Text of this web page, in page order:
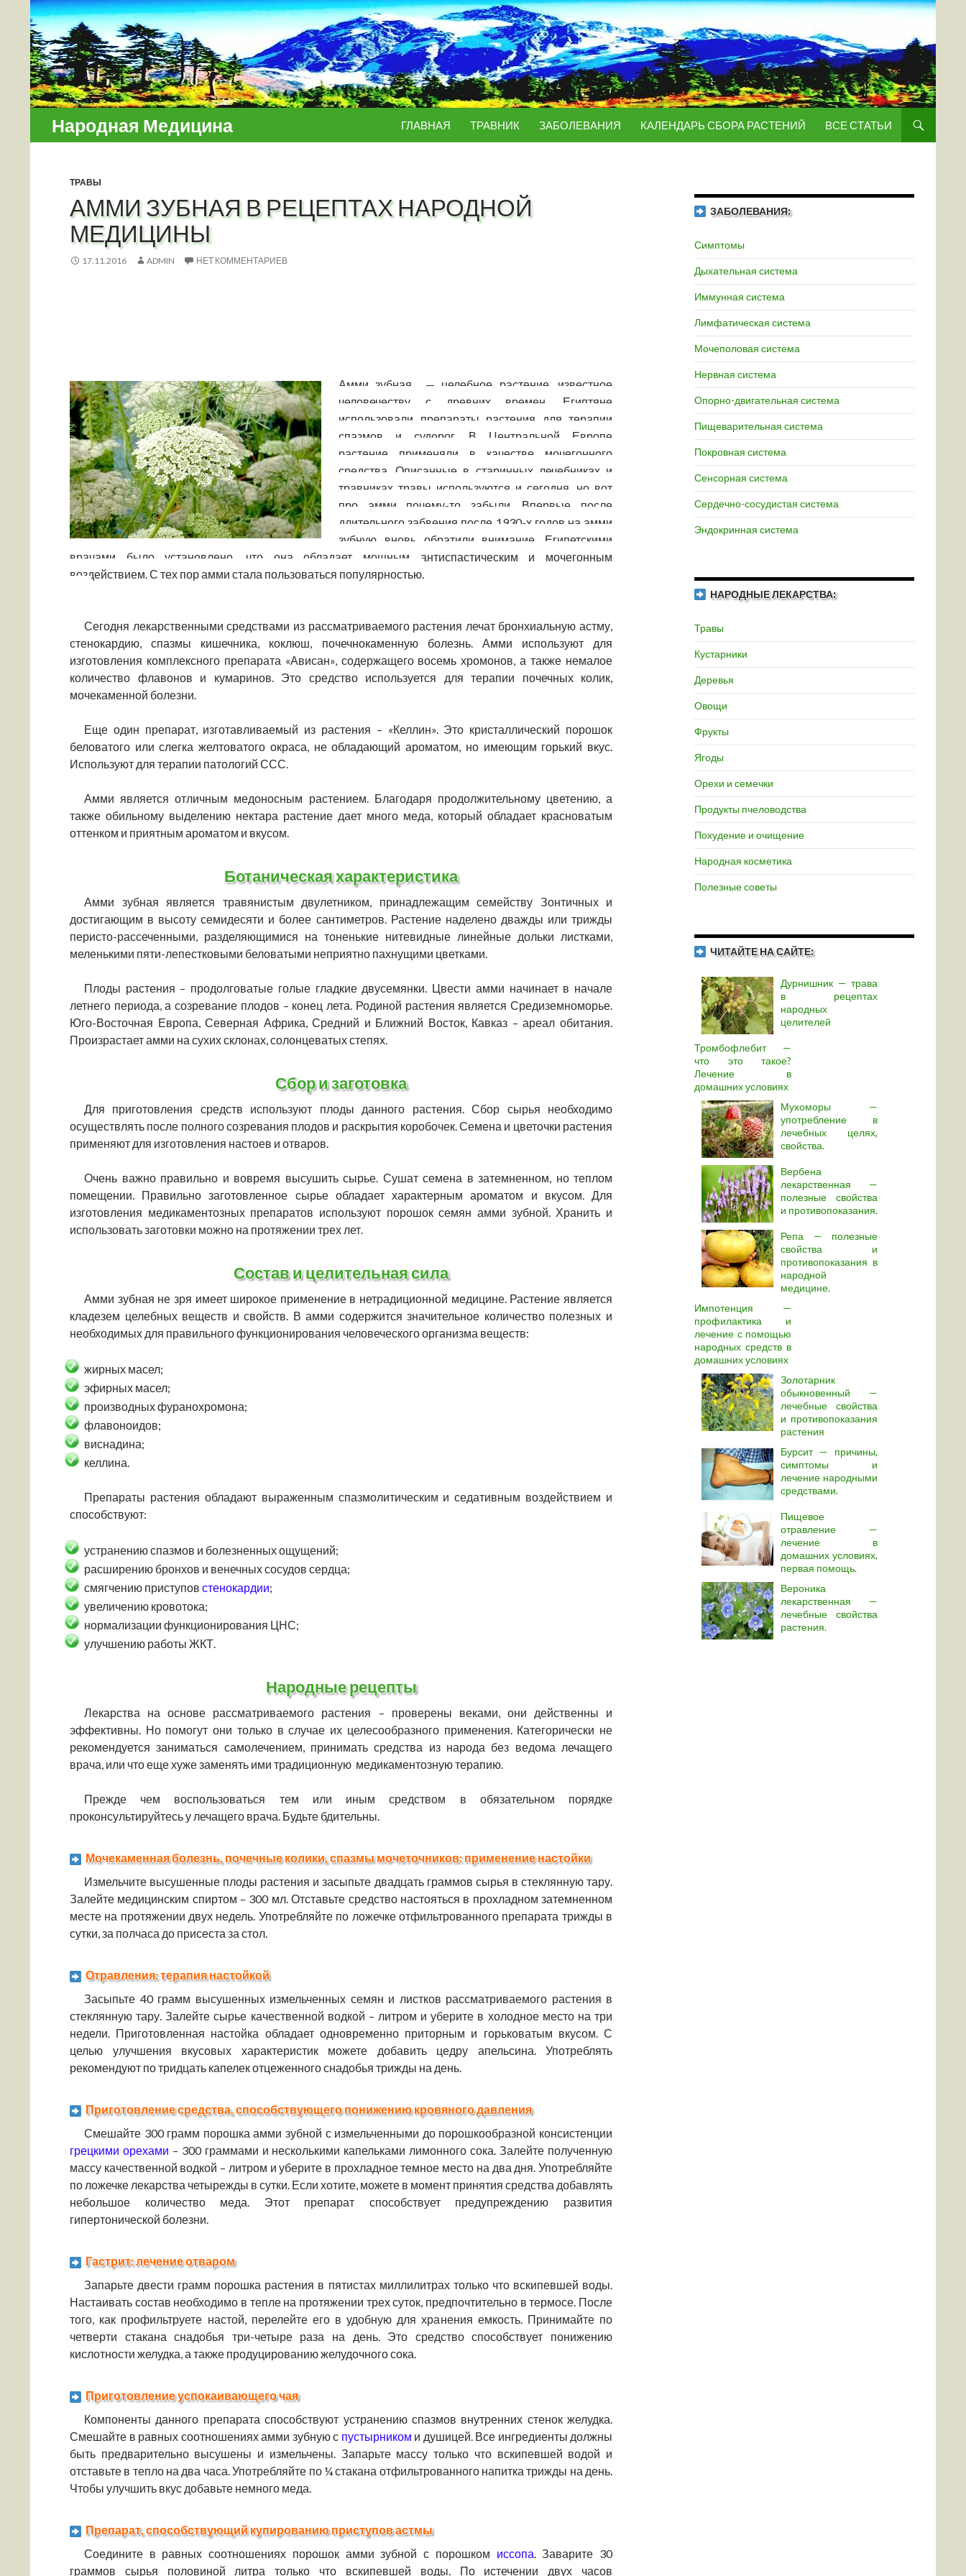
Народная Медицина ГЛАВНАЯ ТРАВНИК ЗАБОЛЕВАНИЯ КАЛЕНДАРЬ СБОРА РАСТЕНИЙ ВСЕ СТАТЬИ
ТРАВЫ
АММИ ЗУБНАЯ В РЕЦЕПТАХ НАРОДНОЙ
МЕДИЦИНЫ
17.11.2016 ADMIN НЕТ КОММЕНТАРИЕВ
Амми зубная — целебное растение, известное
человечеству с древних времен. Египтяне
использовали препараты растения для терапии
спазмов и судорог. В Центральной Европе
растение применяли в качестве мочегонного
средства. Описанные в старинных лечебниках и
травниках травы используются и сегодня, но вот
про амми почему-то забыли. Впервые после
длительного забвения после 1930-х годов на амми
зубную вновь обратили внимание. Египетскими
врачами было установлено, что она обладает мощным антиспастическим и мочегонным
воздействием. С тех пор амми стала пользоваться популярностью.
Сегодня лекарственными средствами из рассматриваемого растения лечат бронхиальную астму,
стенокардию, спазмы кишечника, коклюш, почечнокаменную болезнь. Амми используют для
изготовления комплексного препарата «Ависан», содержащего восемь хромонов, а также немалое
количество флавонов и кумаринов. Это средство используется для терапии почечных колик,
мочекаменной болезни.
Еще один препарат, изготавливаемый из растения – «Келлин». Это кристаллический порошок
беловатого или слегка желтоватого окраса, не обладающий ароматом, но имеющим горький вкус.
Используют для терапии патологий ССС.
Амми является отличным медоносным растением. Благодаря продолжительному цветению, а
также обильному выделению нектара растение дает много меда, который обладает красноватым
оттенком и приятным ароматом и вкусом.
Ботаническая характеристика
Амми зубная является травянистым двулетником, принадлежащим семейству Зонтичных и
достигающим в высоту семидесяти и более сантиметров. Растение наделено дважды или трижды
перисто-рассеченными, разделяющимися на тоненькие нитевидные линейные дольки листками,
меленькими пяти-лепестковыми беловатыми неприятно пахнущими цветками.
Плоды растения – продолговатые голые гладкие двусемянки. Цвести амми начинает в начале
летнего периода, а созревание плодов – конец лета. Родиной растения является Средиземноморье.
Юго-Восточная Европа, Северная Африка, Средний и Ближний Восток, Кавказ – ареал обитания.
Произрастает амми на сухих склонах, солонцеватых степях.
Сбор и заготовка
Для приготовления средств используют плоды данного растения. Сбор сырья необходимо
осуществлять после полного созревания плодов и раскрытия коробочек. Семена и цветочки растения
применяют для изготовления настоев и отваров.
Очень важно правильно и вовремя высушить сырье. Сушат семена в затемненном, но теплом
помещении. Правильно заготовленное сырье обладает характерным ароматом и вкусом. Для
изготовления медикаментозных препаратов используют порошок семян амми зубной. Хранить и
использовать заготовки можно на протяжении трех лет.
Состав и целительная сила
Амми зубная не зря имеет широкое применение в нетрадиционной медицине. Растение является
кладезем целебных веществ и свойств. В амми содержится значительное количество полезных и
необходимых для правильного функционирования человеческого организма веществ:
жирных масел;
эфирных масел;
производных фуранохромона;
флавоноидов;
виснадина;
келлина.
Препараты растения обладают выраженным спазмолитическим и седативным воздействием и
способствуют:
устранению спазмов и болезненных ощущений;
расширению бронхов и венечных сосудов сердца;
смягчению приступов стенокардии;
увеличению кровотока;
нормализации функционирования ЦНС;
улучшению работы ЖКТ.
Народные рецепты
Лекарства на основе рассматриваемого растения – проверены веками, они действенны и
эффективны. Но помогут они только в случае их целесообразного применения. Категорически не
рекомендуется заниматься самолечением, принимать средства из народа без ведома лечащего
врача, или что еще хуже заменять ими традиционную медикаментозную терапию.
Прежде чем воспользоваться тем или иным средством в обязательном порядке
проконсультируйтесь у лечащего врача. Будьте бдительны.
Мочекаменная болезнь, почечные колики, спазмы мочеточников: применение настойки
Измельчите высушенные плоды растения и засыпьте двадцать граммов сырья в стеклянную тару.
Залейте медицинским спиртом – 300 мл. Отставьте средство настояться в прохладном затемненном
месте на протяжении двух недель. Употребляйте по ложечке отфильтрованного препарата трижды в
сутки, за полчаса до присеста за стол.
Отравления: терапия настойкой
Засыпьте 40 грамм высушенных измельченных семян и листков рассматриваемого растения в
стеклянную тару. Залейте сырье качественной водкой – литром и уберите в холодное место на три
недели. Приготовленная настойка обладает одновременно приторным и горьковатым вкусом. С
целью улучшения вкусовых характеристик можете добавить цедру апельсина. Употреблять
рекомендуют по тридцать капелек отцеженного снадобья трижды на день.
Приготовление средства, способствующего понижению кровяного давления
Смешайте 300 грамм порошка амми зубной с измельченными до порошкообразной консистенции
грецкими орехами – 300 граммами и несколькими капельками лимонного сока. Залейте полученную
массу качественной водкой – литром и уберите в прохладное темное место на два дня. Употребляйте
по ложечке лекарства четырежды в сутки. Если хотите, можете в момент принятия средства добавлять
небольшое количество меда. Этот препарат способствует предупреждению развития
гипертонической болезни.
Гастрит: лечение отваром
Запарьте двести грамм порошка растения в пятистах миллилитрах только что вскипевшей воды.
Настаивать состав необходимо в тепле на протяжении трех суток, предпочтительно в термосе. После
того, как профильтруете настой, перелейте его в удобную для хранения емкость. Принимайте по
четверти стакана снадобья три-четыре раза на день. Это средство способствует понижению
кислотности желудка, а также продуцированию желудочного сока.
Приготовление успокаивающего чая
Компоненты данного препарата способствуют устранению спазмов внутренних стенок желудка.
Смешайте в равных соотношениях амми зубную с пустырником и душицей. Все ингредиенты должны
быть предварительно высушены и измельчены. Запарьте массу только что вскипевшей водой и
отставьте в тепло на два часа. Употребляйте по ¼ стакана отфильтрованного напитка трижды на день.
Чтобы улучшить вкус добавьте немного меда.
Препарат, способствующий купированию приступов астмы
Соедините в равных соотношениях порошок амми зубной с порошком иссопа. Заварите 30
граммов сырья половиной литра только что вскипевшей воды. По истечении двух часов
ЗАБОЛЕВАНИЯ:
Симптомы
Дыхательная система
Иммунная система
Лимфатическая система
Мочеполовая система
Нервная система
Опорно-двигательная система
Пищеварительная система
Покровная система
Сенсорная система
Сердечно-сосудистая система
Эндокринная система
НАРОДНЫЕ ЛЕКАРСТВА:
Травы
Кустарники
Деревья
Овощи
Фрукты
Ягоды
Орехи и семечки
Продукты пчеловодства
Похудение и очищение
Народная косметика
Полезные советы
ЧИТАЙТЕ НА САЙТЕ:
Дурнишник — трава
в рецептах
народных
целителей
Тромбофлебит —
что это такое?
Лечение в
домашних условиях
Мухоморы —
употребление в
лечебных целях,
свойства.
Вербена
лекарственная —
полезные свойства
и противопоказания.
Репа — полезные
свойства и
противопоказания в
народной
медицине.
Импотенция —
профилактика и
лечение с помощью
народных средств в
домашних условиях
Золотарник
обыкновенный —
лечебные свойства
и противопоказания
растения
Бурсит — причины,
симптомы и
лечение народными
средствами.
Пищевое
отравление —
лечение в
домашних условиях,
первая помощь.
Вероника
лекарственная —
лечебные свойства
растения.